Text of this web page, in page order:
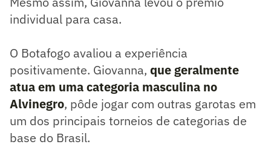
individual para casa.
O Botafogo avaliou a experiência
positivamente. Giovanna, que geralmente
atua em uma categoria masculina no
Alvinegro, pôde jogar com outras garotas em
um dos principais torneios de categorias de
base do Brasil.